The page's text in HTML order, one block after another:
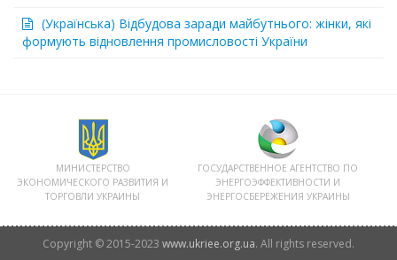
(Українська) Відбудова заради майбутнього: жінки, які
формують відновлення промисловості України
МИНИСТЕРСТВО
ЭКОНОМИЧЕСКОГО РАЗВИТИЯ И
ТОРГОВЛИ УКРАИНЫ
ГОСУДАРСТВЕННОЕ АГЕНТСТВО ПО
ЭНЕРГОЭФФЕКТИВНОСТИ И
ЭНЕРГОСБЕРЕЖЕНИЯ УКРАИНЫ
Copyright © 2015-2023 www.ukriee.org.ua. All rights reserved.